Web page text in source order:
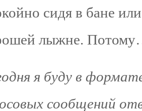
сидя в бане
лыжне.
я буду в
сообщений